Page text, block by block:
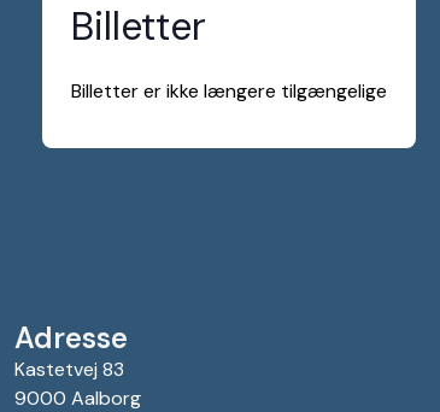
Billetter
Billetter er ikke længere tilgængelige
Adresse
Kastetvej 83
9000 Aalborg